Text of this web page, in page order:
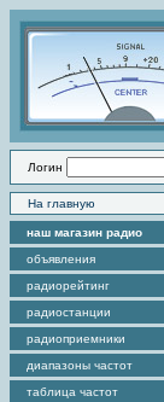
Логин
На главную
наш магазин радио
объявления
радиорейтинг
радиостанции
радиоприемники
диапазоны частот
таблица частот